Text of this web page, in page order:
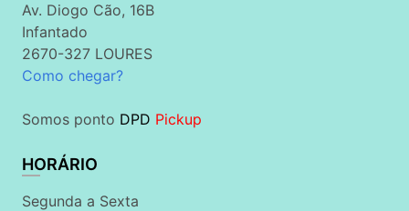
Av. Diogo Cão, 16B
Infantado
2670-327 LOURES
Como chegar?
Somos ponto DPD Pickup
HORÁRIO
Segunda a Sexta